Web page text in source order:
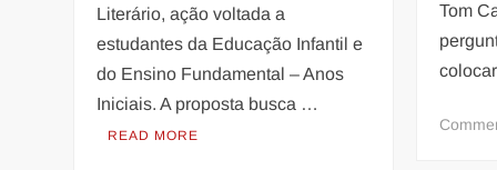
Literário, ação voltada a
estudantes da Educação Infantil e
do Ensino Fundamental – Anos
Iniciais. A proposta busca …
READ MORE
Tom